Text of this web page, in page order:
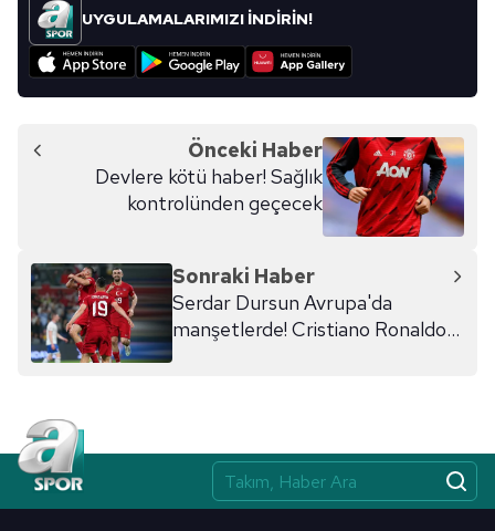
UYGULAMALARIMIZI İNDİRİN!
Önceki Haber
Devlere kötü haber! Sağlık
kontrolünden geçecek
Sonraki Haber
Serdar Dursun Avrupa'da
manşetlerde! Cristiano Ronaldo...